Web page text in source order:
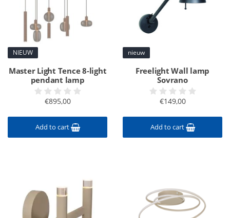
NIEUW
Master Light Tence 8-light
pendant lamp
€895,00
Add to cart
nieuw
Freelight Wall lamp
Sovrano
€149,00
Add to cart